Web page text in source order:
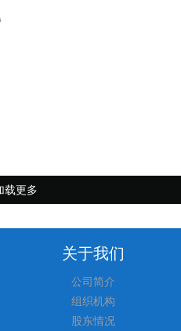
载更多
关于我们
公司简介
组织机构
股东情况